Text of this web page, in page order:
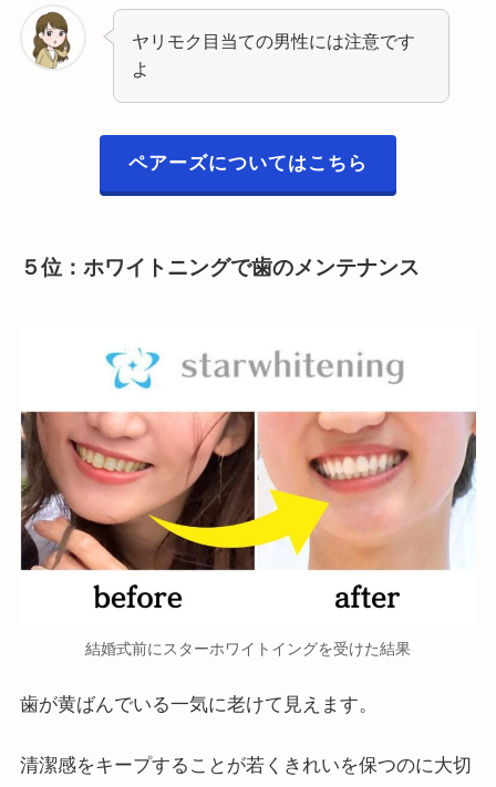
ヤリモク目当ての男性には注意です
よ
ペアーズについてはこちら
５位：ホワイトニングで歯のメンテナンス
結婚式前にスターホワイトイングを受けた結果
歯が黄ばんでいる一気に老けて見えます。
清潔感をキープすることが若くきれいを保つのに大切